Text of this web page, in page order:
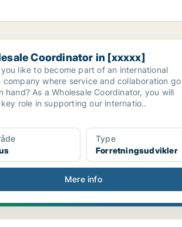
Coordinator in [xxxxx]
Coordinator in [xxxxx]
you like to become part of an international
company where service and collaboration go
hand? As a Wholesale Coordinator, you will
role in supporting our internatio..
Type
Forretningsudvikler
Mere info